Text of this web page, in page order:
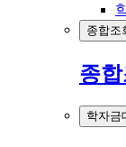
종합조
종합
학자금